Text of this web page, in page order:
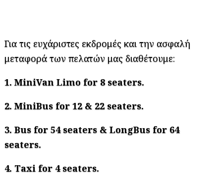
Για τις ευχάριστες εκδρομές και την ασφαλή
μεταφορά των πελατών μας διαθέτουμε:
1. MiniVan Limo for 8 seaters.
2. MiniBus for 12 & 22seaters.
3. Bus for 54seaters & LongBus for 64
seaters.
4. Τaxi for4 seaters.